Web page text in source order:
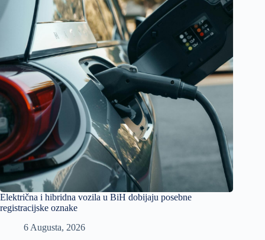
Električna i hibridna vozila u BiH dobijaju posebne
registracijske oznake
6 Augusta, 2026